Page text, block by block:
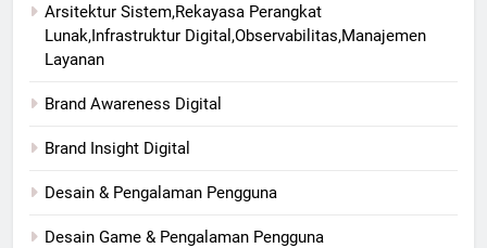
Arsitektur Sistem,Rekayasa Perangkat
Lunak,Infrastruktur Digital,Observabilitas,Manajemen
Layanan
Brand Awareness Digital
Brand Insight Digital
Desain & Pengalaman Pengguna
Desain Game & Pengalaman Pengguna